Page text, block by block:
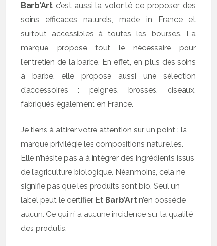
Barb’Art c’est aussi la volonté de proposer des
soins efficaces naturels, made in France et
surtout accessibles à toutes les bourses. La
marque propose tout le nécessaire pour
l’entretien de la barbe. En effet, en plus des soins
à barbe, elle propose aussi une sélection
d’accessoires : peignes, brosses, ciseaux,
fabriqués également en France.
Je tiens à attirer votre attention sur un point : la
marque privilégie les compositions naturelles.
Elle n’hésite pas à à intégrer des ingrédients issus
de l’agriculture biologique. Néanmoins, cela ne
signifie pas que les produits sont bio. Seul un
label peut le certifier. Et Barb’Art n’en possède
aucun. Ce qui n’ a aucune incidence sur la qualité
des produtis.